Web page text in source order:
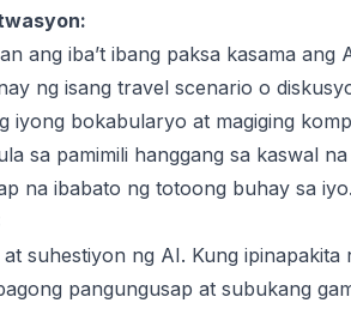
ang iba’t ibang paksa kasama
ng isang travel scenario o
iyong bokabularyo at magiging
sa pamimili hanggang sa kaswal
na ibabato ng totoong buhay sa iyo.
suhestiyon ng AI. Kung
pangungusap at subukang